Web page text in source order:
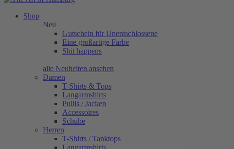
Shop
Neu
Gutschein für Unentschlossene
Eine großartige Farbe
Shit happens
alle Neuheiten ansehen
Damen
T-Shirts & Tops
Langarmshirts
Pullis / Jacken
Accessoires
Schuhe
Herren
T-Shirts / Tanktops
Langarmshirts